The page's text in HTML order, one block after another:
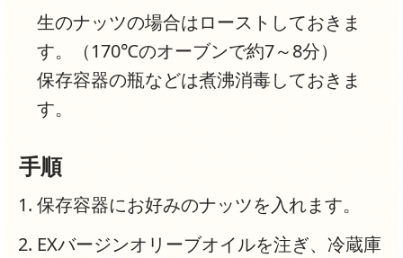
生のナッツの場合はローストしておきま
す。（170℃のオーブンで約7～8分）
保存容器の瓶などは煮沸消毒しておきま
す。
手順
保存容器にお好みのナッツを入れます。
EXバージンオリーブオイルを注ぎ、冷蔵庫